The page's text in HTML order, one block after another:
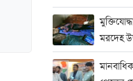
মরদেহ